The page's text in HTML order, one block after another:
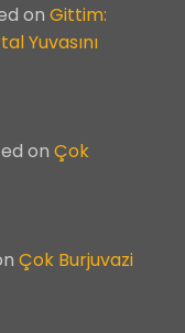
on Gittim:
Yuvasını
on Çok
Çok Burjuvazi